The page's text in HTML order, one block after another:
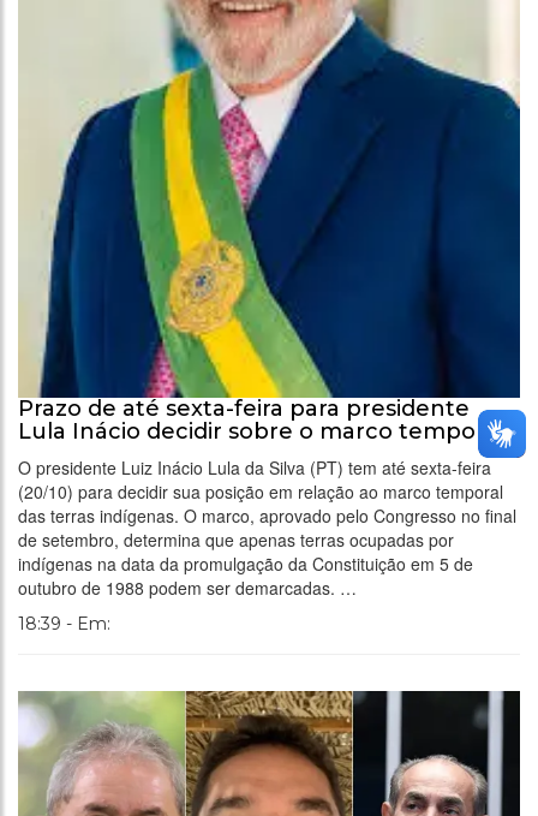
Prazo de até sexta-feira para presidente
Lula Inácio decidir sobre o marco temporal
O presidente Luiz Inácio Lula da Silva (PT) tem até sexta-feira
(20/10) para decidir sua posição em relação ao marco temporal
das terras indígenas. O marco, aprovado pelo Congresso no final
de setembro, determina que apenas terras ocupadas por
indígenas na data da promulgação da Constituição em 5 de
outubro de 1988 podem ser demarcadas. …
18:39 - Em: